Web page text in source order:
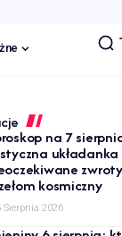
na 7
układanka
kosmiczny
Sierpnia 2026